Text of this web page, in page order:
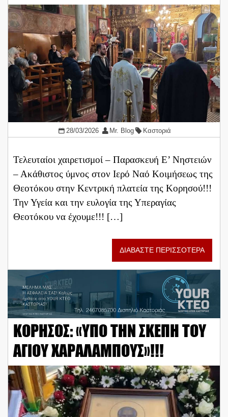
28/03/2026 Mr. Blog Καστοριά
Τελευταίοι χαιρετισμοί – Παρασκευή Ε’ Νηστειών
– Ακάθιστος ύμνος στον Ιερό Ναό Κοιμήσεως της
Θεοτόκου στην Κεντρική πλατεία της Κορησού!!!
Την Υγεία και την ευλογία της Υπεραγίας
Θεοτόκου να έχουμε!!! […]
ΔΙΑΒΑΣΤΕ ΠΕΡΙΣΣΟΤΕΡΑ
KOΡΗΣΟΣ: «ΥΠΟ ΤΗΝ ΣΚΕΠΗ ΤΟΥ
ΑΓΙΟΥ ΧΑΡΑΛΑΜΠΟΥΣ»!!!